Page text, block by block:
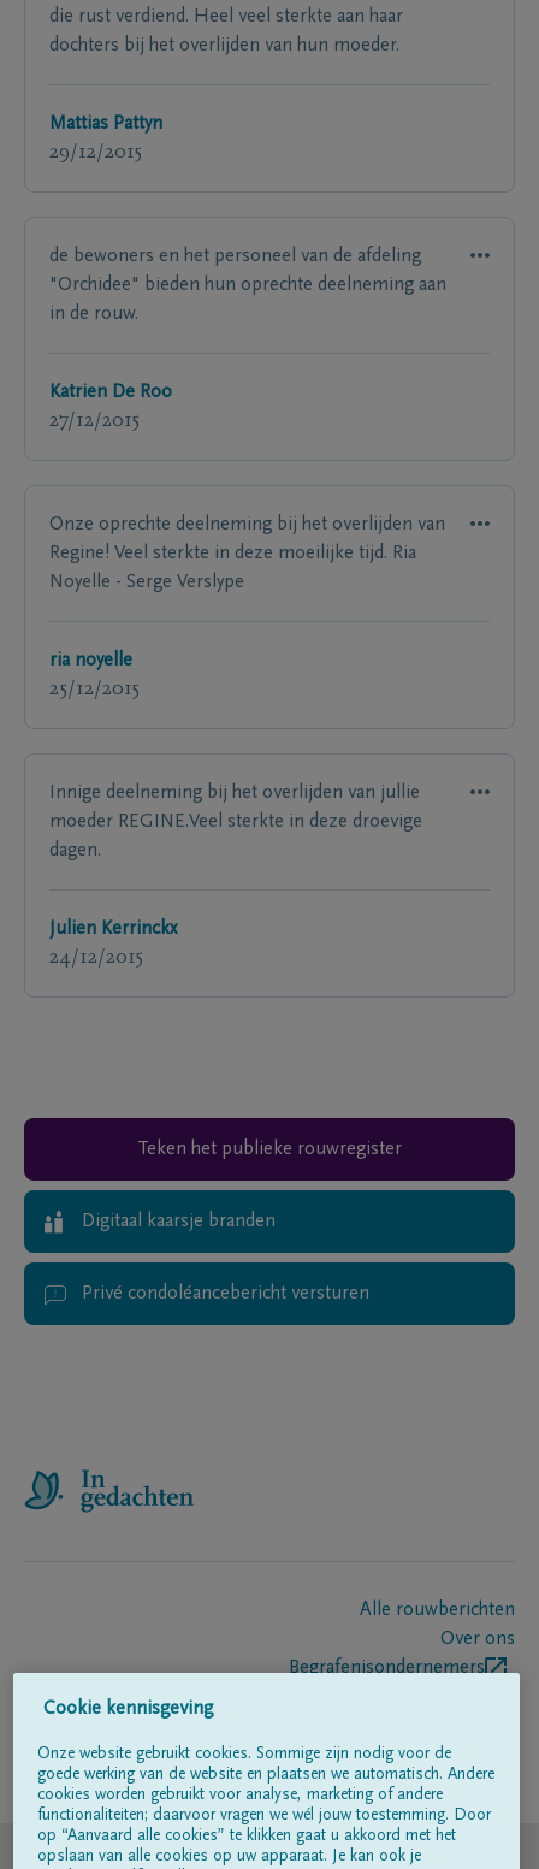
die rust verdiend. Heel veel sterkte aan haar
dochters bij het overlijden van hun moeder.
Mattias Pattyn
29/12/2015
de bewoners en het personeel van de afdeling
"Orchidee" bieden hun oprechte deelneming aan
in de rouw.
Katrien De Roo
27/12/2015
Onze oprechte deelneming bij het overlijden van
Regine! Veel sterkte in deze moeilijke tijd. Ria
Noyelle - Serge Verslype
ria noyelle
25/12/2015
Innige deelneming bij het overlijden van jullie
moeder REGINE.Veel sterkte in deze droevige
dagen.
Julien Kerrinckx
24/12/2015
Teken het publieke rouwregister
Digitaal kaarsje branden
Privé condoléancebericht versturen
Alle rouwberichten
Over ons
Begrafenisondernemers
Volg ons op
© DELA
Cookie kennisgeving
Onze website gebruikt cookies. Sommige zijn nodig voor de
goede werking van de website en plaatsen we automatisch. Andere
cookies worden gebruikt voor analyse, marketing of andere
functionaliteiten; daarvoor vragen we wél jouw toestemming. Door
op “Aanvaard alle cookies” te klikken gaat u akkoord met het
opslaan van alle cookies op uw apparaat. Je kan ook je